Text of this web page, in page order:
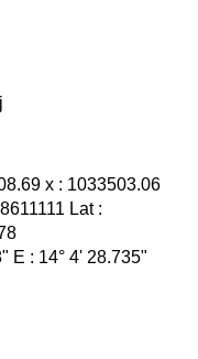
x : 1033503.06
Lat :
E : 14° 4' 28.735"